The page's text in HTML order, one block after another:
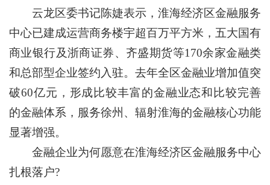
云龙区委书记陈婕表示，淮海经济区金融服务
中心已建成运营商务楼宇超百万平方米，五大国有
商业银行及浙商证券、齐盛期货等170余家金融类
和总部型企业签约入驻。去年全区金融业增加值突
破60亿元，形成比较丰富的金融业态和比较完善
的金融体系，服务徐州、辐射淮海的金融核心功能
显著增强。
金融企业为何愿意在淮海经济区金融服务中心
扎根落户?